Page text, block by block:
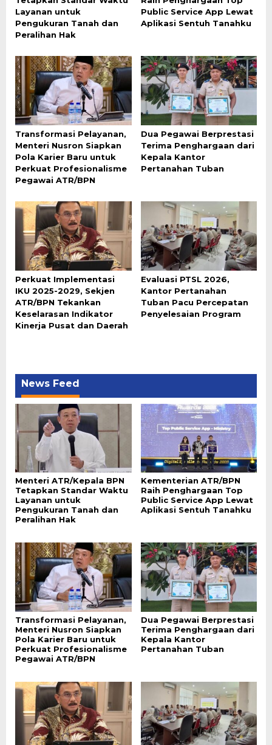
Layanan untuk
Pengukuran Tanah dan
Peralihan Hak
Public Service App Lewat
Aplikasi Sentuh Tanahku
Transformasi Pelayanan,
Menteri Nusron Siapkan
Pola Karier Baru untuk
Perkuat Profesionalisme
Pegawai ATR/BPN
Dua Pegawai Berprestasi
Terima Penghargaan dari
Kepala Kantor
Pertanahan Tuban
Perkuat Implementasi
IKU 2025-2029, Sekjen
ATR/BPN Tekankan
Keselarasan Indikator
Kinerja Pusat dan Daerah
Evaluasi PTSL 2026,
Kantor Pertanahan
Tuban Pacu Percepatan
Penyelesaian Program
News Feed
Menteri ATR/Kepala BPN
Tetapkan Standar Waktu
Layanan untuk
Pengukuran Tanah dan
Peralihan Hak
Kementerian ATR/BPN
Raih Penghargaan Top
Public Service App Lewat
Aplikasi Sentuh Tanahku
Transformasi Pelayanan,
Menteri Nusron Siapkan
Pola Karier Baru untuk
Perkuat Profesionalisme
Pegawai ATR/BPN
Dua Pegawai Berprestasi
Terima Penghargaan dari
Kepala Kantor
Pertanahan Tuban